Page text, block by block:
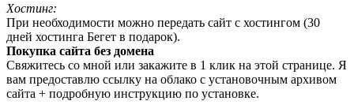
Хостинг:
При необходимости можно передать сайт с хостингом (30
дней хостинга Бегет в подарок).
Покупка сайта без домена
Свяжитесь со мной или закажите в 1 клик на этой странице. Я
вам предоставлю ссылку на облако с установочным архивом
сайта + подробную инструкцию по установке.